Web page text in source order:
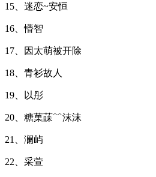
15、迷恋~安恒
16、懵智
17、因太萌被开除
18、青衫故人
19、以彤
20、糖菓菋﹌沫沫
21、澜屿
22、采萱